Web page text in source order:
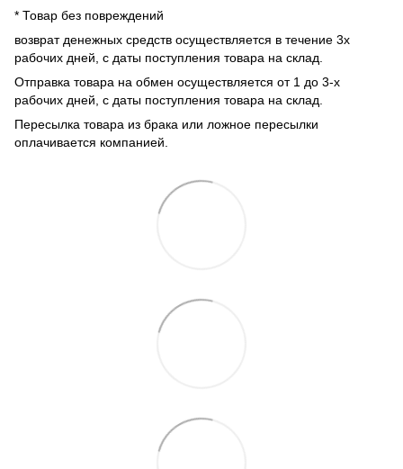
* Товар без повреждений
возврат денежных средств осуществляется в течение 3х
рабочих дней, с даты поступления товара на склад.
Отправка товара на обмен осуществляется от 1 до 3-х
рабочих дней, с даты поступления товара на склад.
Пересылка товара из брака или ложное пересылки
оплачивается компанией.